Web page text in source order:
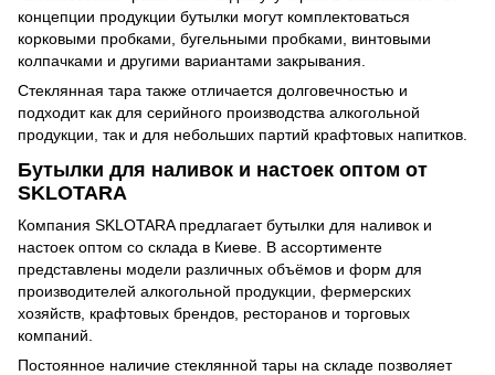
концепции продукции бутылки могут комплектоваться
корковыми пробками, бугельными пробками, винтовыми
колпачками и другими вариантами закрывания.
Стеклянная тара также отличается долговечностью и
подходит как для серийного производства алкогольной
продукции, так и для небольших партий крафтовых напитков.
Бутылки для наливок и настоек оптом от
SKLOTARA
Компания SKLOTARA предлагает бутылки для наливок и
настоек оптом со склада в Киеве. В ассортименте
представлены модели различных объёмов и форм для
производителей алкогольной продукции, фермерских
хозяйств, крафтовых брендов, ресторанов и торговых
компаний.
Постоянное наличие стеклянной тары на складе позволяет